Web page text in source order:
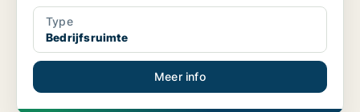
Type
Bedrijfsruimte
Meer info